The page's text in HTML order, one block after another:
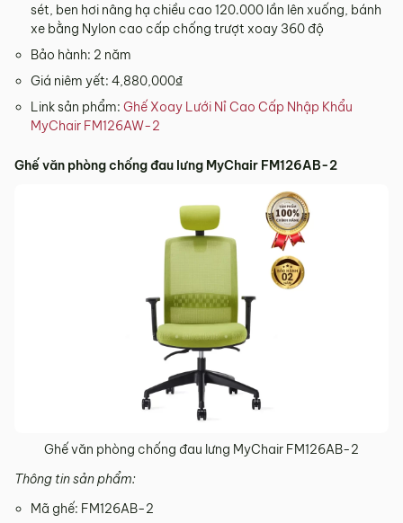
sét, ben hơi nâng hạ chiều cao 120.000 lần lên xuống, bánh
xe bằng Nylon cao cấp chống trượt xoay 360 độ
Bảo hành: 2 năm
Giá niêm yết: 4,880,000₫
Link sản phẩm: Ghế Xoay Lưới Nỉ Cao Cấp Nhập Khẩu
MyChair FM126AW-2
Ghế văn phòng chống đau lưng MyChair FM126AB-2
Ghế văn phòng chống đau lưng MyChair FM126AB-2
Thông tin sản phẩm:
Mã ghế: FM126AB-2